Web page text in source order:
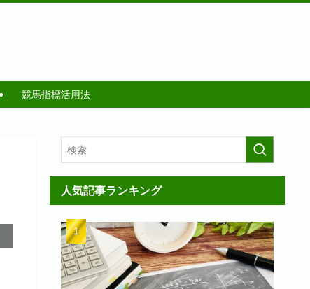
競馬指標活用法
人気記事ランキング